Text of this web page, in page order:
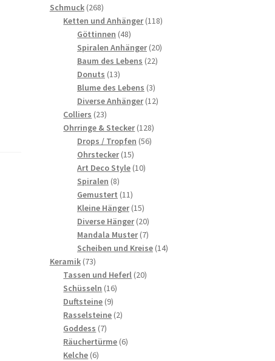
Schmuck 268268
Produkte
Ketten und Anhänger 118118
Göttinnen 4848
Produkte
Spiralen Anhänger 2020
Baum des Lebens 2222
Donuts 1313
Produkte
Blume des Lebens 33
Produkte
Diverse Anhänger 1212
Colliers 2323
Produkte
Ohrringe & Stecker 128128
Drops / Tropfen 5656
Ohrstecker 1515
Produkte
Art Deco Style 1010
Spiralen 88
Produkte
Gemustert 1111
Produkte
Kleine Hänger 1515
Produkte
Diverse Hänger 2020
Produkte
Mandala Muster 77
Produkte
Scheiben und Kreise 1414
Keramik 7373
Produkte
Tassen und Heferl 2020
Schüsseln 1616
Duftsteine 99
Produkte
Rasselsteine 22
Goddess 77
Produkte
Räuchertürme 66
Kelche 66